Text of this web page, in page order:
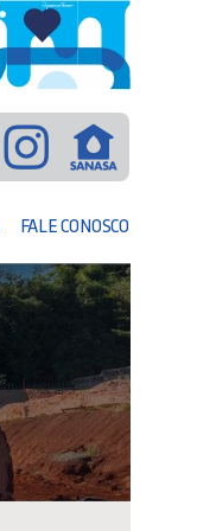
FALE CONOSCO